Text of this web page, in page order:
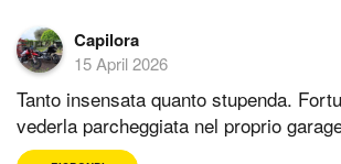
Capilora
15 April 2026
Tanto insensata quanto stupenda.
vederla parcheggiata nel proprio